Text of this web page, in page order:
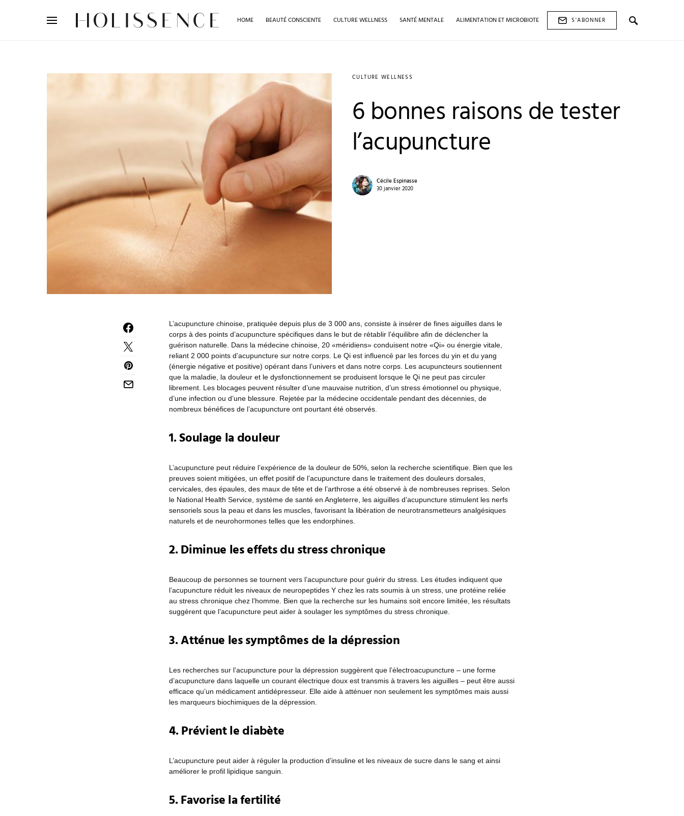
HOME BEAUTÉ CONSCIENTE CULTURE WELLNESS SANTÉ MENTALE ALIMENTATION ET MICROBIOTE
S'ABONNER
CULTURE WELLNESS
6 bonnes raisons de tester
l’acupuncture
Cécile Espinasse
30 janvier 2020
L’acupuncture chinoise, pratiquée depuis plus de 3 000 ans, consiste à insérer de fines aiguilles dans le
corps à des points d’acupuncture spécifiques dans le but de rétablir l’équilibre afin de déclencher la
guérison naturelle. Dans la médecine chinoise, 20 «méridiens» conduisent notre «Qi» ou énergie vitale,
reliant 2 000 points d’acupuncture sur notre corps. Le Qi est influencé par les forces du yin et du yang
(énergie négative et positive) opérant dans l’univers et dans notre corps. Les acupuncteurs soutiennent
que la maladie, la douleur et le dysfonctionnement se produisent lorsque le Qi ne peut pas circuler
librement. Les blocages peuvent résulter d’une mauvaise nutrition, d’un stress émotionnel ou physique,
d’une infection ou d’une blessure. Rejetée par la médecine occidentale pendant des décennies, de
nombreux bénéfices de l’acupuncture ont pourtant été observés.
1. Soulage la douleur
L’acupuncture peut réduire l’expérience de la douleur de 50%, selon la recherche scientifique. Bien que les
preuves soient mitigées, un effet positif de l’acupuncture dans le traitement des douleurs dorsales,
cervicales, des épaules, des maux de tête et de l’arthrose a été observé à de nombreuses reprises. Selon
le National Health Service, système de santé en Angleterre, les aiguilles d’acupuncture stimulent les nerfs
sensoriels sous la peau et dans les muscles, favorisant la libération de neurotransmetteurs analgésiques
naturels et de neurohormones telles que les endorphines.
2. Diminue les effets du stress chronique
Beaucoup de personnes se tournent vers l’acupuncture pour guérir du stress. Les études indiquent que
l’acupuncture réduit les niveaux de neuropeptides Y chez les rats soumis à un stress, une protéine reliée
au stress chronique chez l’homme. Bien que la recherche sur les humains soit encore limitée, les résultats
suggèrent que l’acupuncture peut aider à soulager les symptômes du stress chronique.
3. Atténue les symptômes de la dépression
Les recherches sur l’acupuncture pour la dépression suggèrent que l’électroacupuncture – une forme
d’acupuncture dans laquelle un courant électrique doux est transmis à travers les aiguilles – peut être aussi
efficace qu’un médicament antidépresseur. Elle aide à atténuer non seulement les symptômes mais aussi
les marqueurs biochimiques de la dépression.
4. Prévient le diabète
L’acupuncture peut aider à réguler la production d’insuline et les niveaux de sucre dans le sang et ainsi
améliorer le profil lipidique sanguin.
5. Favorise la fertilité